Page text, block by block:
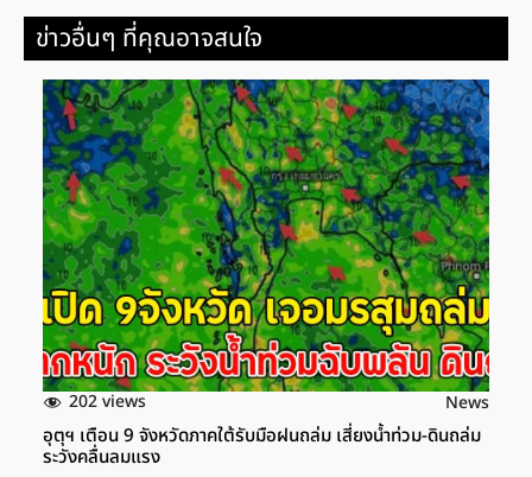
ข่าวอื่นๆ ที่คุณอาจสนใจ
202 views News
อุตุฯ เตือน 9 จังหวัดภาคใต้รับมือฝนถล่ม เสี่ยงน้ำท่วม-ดินถล่ม
ระวังคลื่นลมแรง